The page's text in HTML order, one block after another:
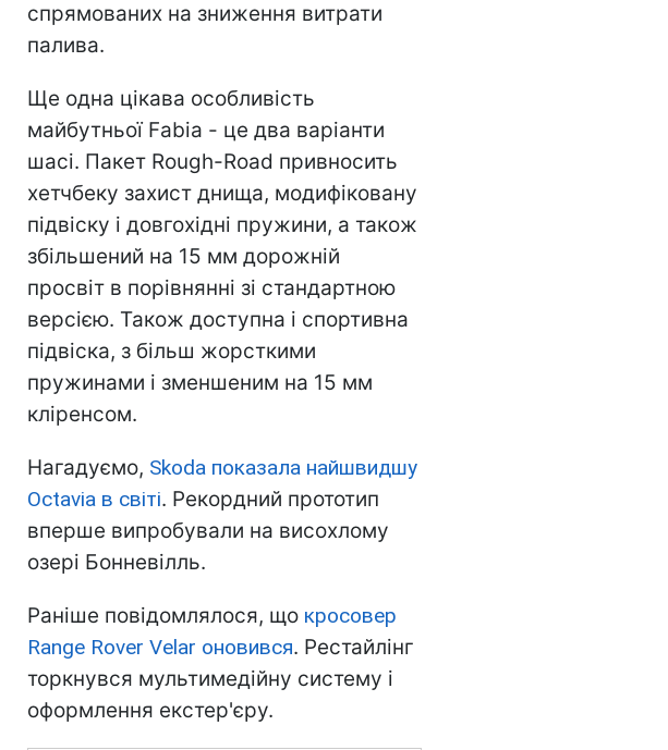
спрямованих на зниження витрати
палива.
Ще одна цікава особливість
майбутньої Fabia - це два варіанти
шасі. Пакет Rough-Road привносить
хетчбеку захист днища, модифіковану
підвіску і довгохідні пружини, а також
збільшений на 15 мм дорожній
просвіт в порівнянні зі стандартною
версією. Також доступна і спортивна
підвіска, з більш жорсткими
пружинами і зменшеним на 15 мм
кліренсом.
Нагадуємо, Skoda показала найшвидшу
Octavia в світі. Рекордний прототип
вперше випробували на висохлому
озері Бонневілль.
Раніше повідомлялося, що кросовер
Range Rover Velar оновився. Рестайлінг
торкнувся мультимедійну систему і
оформлення екстер'єру.